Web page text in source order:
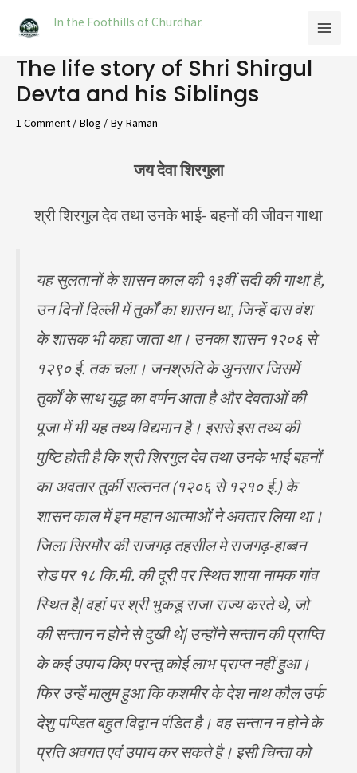
In the Foothills of Churdhar.
The life story of Shri Shirgul
Devta and his Siblings
1 Comment / Blog / By Raman
जय देवा शिरगुला
श्री शिरगुल देव तथा उनके भाई- बहनों की जीवन गाथा
यह सुलतानों के शासन काल की १३वीं सदी की गाथा है,
उन दिनों दिल्ली में तुर्कों का शासन था, जिन्हें दास वंश
के शासक भी कहा जाता था। उनका शासन १२०६ से
१२९० ई. तक चला। जनश्रुति के अुनसार जिसमें
तुर्कों के साथ युद्ध का वर्णन आता है और देवताओं की
पूजा में भी यह तथ्य विद्यमान है। इससे इस तथ्य की
पुष्टि होती है कि श्री शिरगुल देव तथा उनके भाई बहनों
का अवतार तुर्की सल्तनत (१२०६ से १२१० ई.) के
शासन काल में इन महान आत्माओं ने अवतार लिया था।
जिला सिरमौर की राजगढ़ तहसील मे राजगढ़-हाब्बन
रोड पर १८ कि.मी. की दूरी पर स्थित शाया नामक गांव
स्थित है| वहां पर श्री भुकडू राजा राज्य करते थे, जो
की सन्तान न होने से दुखी थे| उन्होंने सन्तान की प्राप्ति
के कई उपाय किए परन्तु कोई लाभ प्राप्त नहीं हुआ।
फिर उन्हें मालुम हुआ कि कशमीर के देश नाथ कौल उर्फ
देशु पण्डित बहुत विद्वान पंडित है। वह सन्तान न होने के
प्रति अवगत एवं उपाय कर सकते है। इसी चिन्ता को